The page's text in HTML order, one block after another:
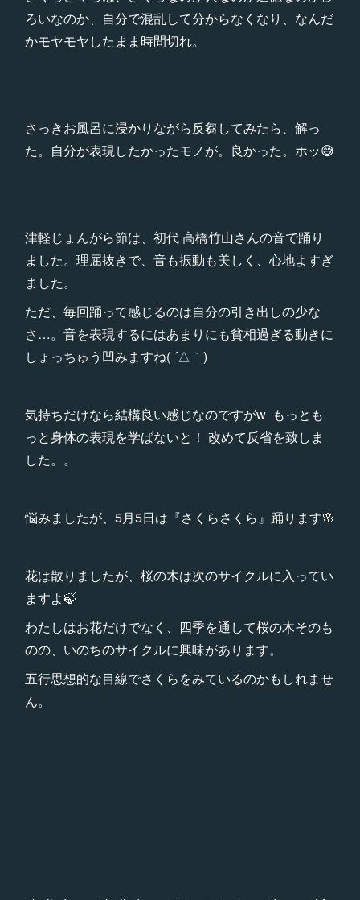
ろいなのか、自分で混乱して分からなくなり、なんだ
かモヤモヤしたまま時間切れ。
さっきお風呂に浸かりながら反芻してみたら、解っ
た。自分が表現したかったモノが。良かった。ホッ😅
津軽じょんがら節は、初代 高橋竹山さんの音で踊り
ました。理屈抜きで、音も振動も美しく、心地よすぎ
ました。
ただ、毎回踊って感じるのは自分の引き出しの少な
さ…。音を表現するにはあまりにも貧相過ぎる動きに
しょっちゅう凹みますね( ´△｀)
気持ちだけなら結構良い感じなのですがw もっとも
っと身体の表現を学ばないと！ 改めて反省を致しま
した。。
悩みましたが、5月5日は『さくらさくら』踊ります🌸
花は散りましたが、桜の木は次のサイクルに入ってい
ますよ🍃
わたしはお花だけでなく、四季を通して桜の木そのも
のの、いのちのサイクルに興味があります。
五行思想的な目線でさくらをみているのかもしれませ
ん。